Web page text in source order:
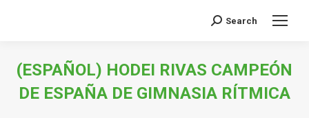
Search:
Search
(ESPAÑOL) HODEI RIVAS CAMPEÓN
DE ESPAÑA DE GIMNASIA RÍTMICA